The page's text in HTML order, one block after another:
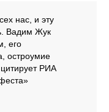
нас, и эту
Вадим Жук
его
остроумие
РИА